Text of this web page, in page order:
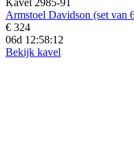
Armstoel Davidson (set van
€ 324
06d 12:58:10
Bekijk kavel